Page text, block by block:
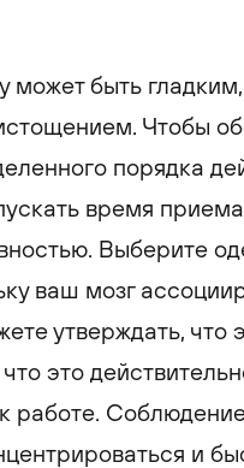
быть
Чтобы
порядка
время
Выберите
ваш мозг
утверждать, что
это
работе.
и